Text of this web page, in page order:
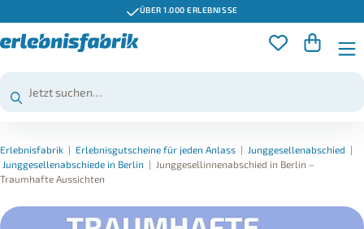
ÜBER 1.000 ERLEBNISSE
Erlebnisfabrik | Erlebnisgutscheine für jeden Anlass | Junggesellenabschied |
Junggesellenabschiede in Berlin |
Junggesellinnenabschied in Berlin –
Traumhafte Aussichten